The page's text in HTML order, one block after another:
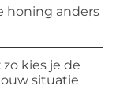
honing anders
kies je de
situatie